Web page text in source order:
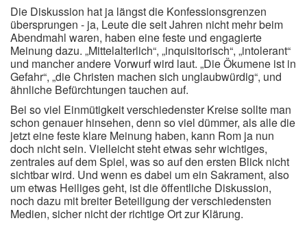
Die Diskussion hat ja längst die Konfessionsgrenzen
übersprungen - ja, Leute die seit Jahren nicht mehr beim
Abendmahl waren, haben eine feste und engagierte
Meinung dazu. „Mittelalterlich“, „inquisitorisch“, „intolerant“
und mancher andere Vorwurf wird laut. „Die Ökumene ist in
Gefahr“, „die Christen machen sich unglaubwürdig“, und
ähnliche Befürchtungen tauchen auf.
Bei so viel Einmütigkeit verschiedenster Kreise sollte man
schon genauer hinsehen, denn so viel dümmer, als alle die
jetzt eine feste klare Meinung haben, kann Rom ja nun
doch nicht sein. Vielleicht steht etwas sehr wichtiges,
zentrales auf dem Spiel, was so auf den ersten Blick nicht
sichtbar wird. Und wenn es dabei um ein Sakrament, also
um etwas Heiliges geht, ist die öffentliche Diskussion,
noch dazu mit breiter Beteiligung der verschiedensten
Medien, sicher nicht der richtige Ort zur Klärung.